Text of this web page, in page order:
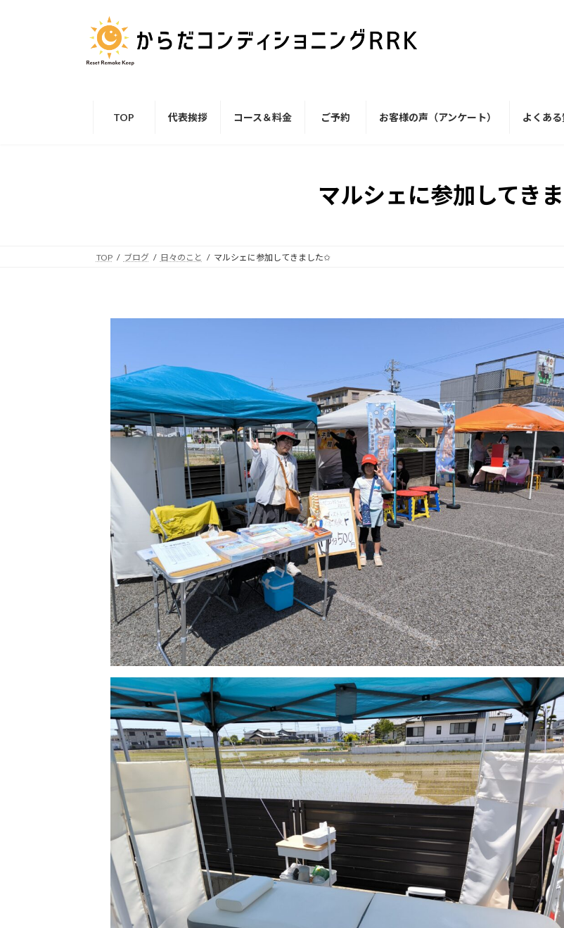
TOP 代表挨拶 コース＆料金 ご予約 お客様の声（アンケート） よくある
マルシェに参加してき
TOP ブログ 日々のこと マルシェに参加してきました✩